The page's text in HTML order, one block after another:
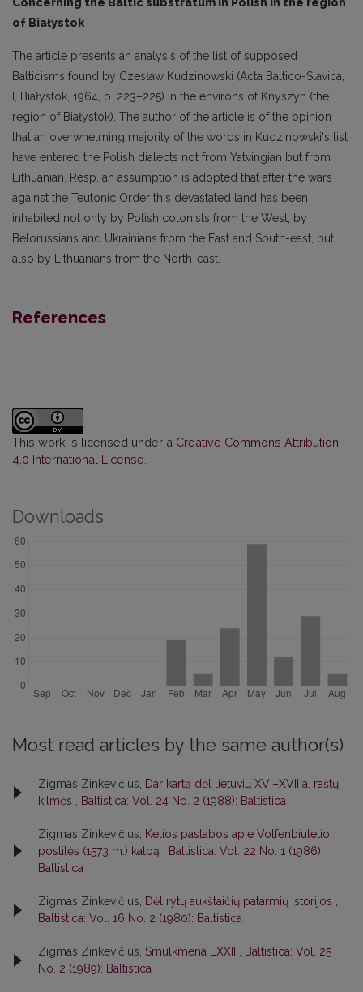
of Białystok
The article presents an analysis of the list of supposed
Balticisms found by Czesław Kudzinowski (Acta Baltico-Slavica,
I, Białystok, 1964, p. 223–225) in the environs of Knyszyn (the
region of Białystok). The author of the article is of the opinion
that an overwhelming majority of the words in Kudzinowski's list
have entered the Polish dialects not from Yatvingian but from
Lithua­nian. Resp. an assumption is adopted that after the wars
against the Teutonic Order this devasta­ted land has been
inhabited not only by Polish colonists from the West, by
Belorussians and Ukrai­nians from the East and South-east, but
also by Lithuanians from the North-east.
References
This work is licensed under a Creative Commons Attribution
4.0 International License
Downloads
Most read articles by the same author(s)
Zigmas Zinkevičius,
Dar kartą dėl lietuvių XVI–XVII a. raštų
kilmės
Baltistica: Vol. 24 No. 2 (1988): Baltistica
Zigmas Zinkevičius,
Kelios pastabos apie Volfenbiutelio
postilės (1573 m.) kalbą
Baltistica: Vol. 22 No. 1 (1986):
Baltistica
Zigmas Zinkevičius, Dėl rytų aukštaičių patarmių istorijos
Baltistica: Vol. 16 No. 2 (1980): Baltistica
Zigmas Zinkevičius, Smulkmena LXXII
Baltistica: Vol. 25
No. 2 (1989): Baltistica